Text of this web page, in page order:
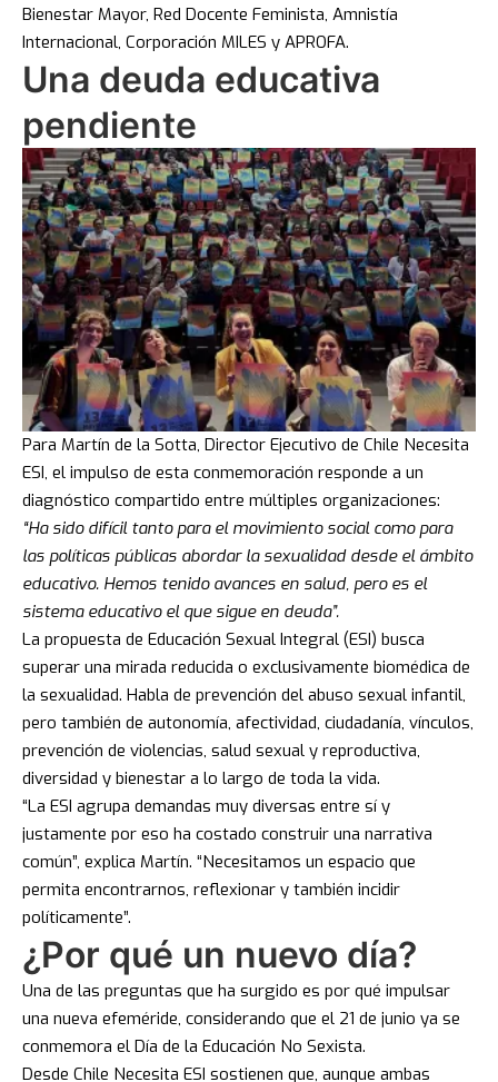
Bienestar Mayor, Red Docente Feminista, Amnistía
Internacional, Corporación MILES y APROFA.
Una deuda educativa
pendiente
Para Martín de la Sotta, Director Ejecutivo de Chile Necesita
ESI, el impulso de esta conmemoración responde a un
diagnóstico compartido entre múltiples organizaciones:
“Ha sido difícil tanto para el movimiento social como para
las políticas públicas abordar la sexualidad desde el ámbito
educativo. Hemos tenido avances en salud, pero es el
sistema educativo el que sigue en deuda”.
La propuesta de Educación Sexual Integral (ESI) busca
superar una mirada reducida o exclusivamente biomédica de
la sexualidad. Habla de prevención del abuso sexual infantil,
pero también de autonomía, afectividad, ciudadanía, vínculos,
prevención de violencias, salud sexual y reproductiva,
diversidad y bienestar a lo largo de toda la vida.
“La ESI agrupa demandas muy diversas entre sí y
justamente por eso ha costado construir una narrativa
común”, explica Martín. “Necesitamos un espacio que
permita encontrarnos, reflexionar y también incidir
políticamente”.
¿Por qué un nuevo día?
Una de las preguntas que ha surgido es por qué impulsar
una nueva efeméride, considerando que el 21 de junio ya se
conmemora el Día de la Educación No Sexista.
Desde Chile Necesita ESI sostienen que, aunque ambas